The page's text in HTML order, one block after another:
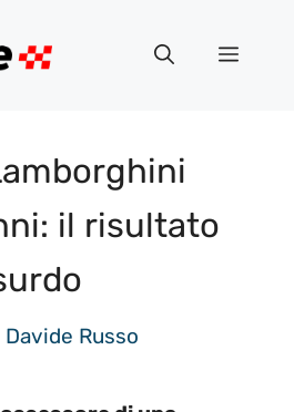
Menu
il risultato
Davide Russo